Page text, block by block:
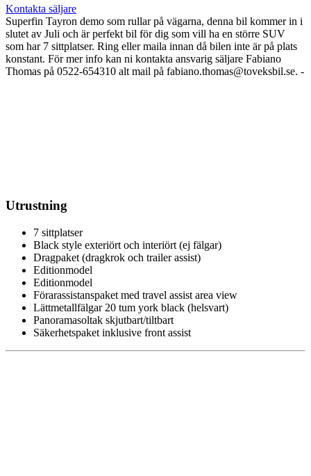
Kontakta säljare
Superfin Tayron demo som rullar på vägarna, denna bil kommer in i
slutet av Juli och är perfekt bil för dig som vill ha en större SUV
som har 7 sittplatser. Ring eller maila innan då bilen inte är på plats
konstant. För mer info kan ni kontakta ansvarig säljare Fabiano
Thomas på 0522-654310 alt mail på fabiano.thomas@toveksbil.se. -
Utrustning
7 sittplatser
Black style exteriört och interiört (ej fälgar)
Dragpaket (dragkrok och trailer assist)
Editionmodel
Editionmodel
Förarassistanspaket med travel assist area view
Lättmetallfälgar 20 tum york black (helsvart)
Panoramasoltak skjutbart/tiltbart
Säkerhetspaket inklusive front assist